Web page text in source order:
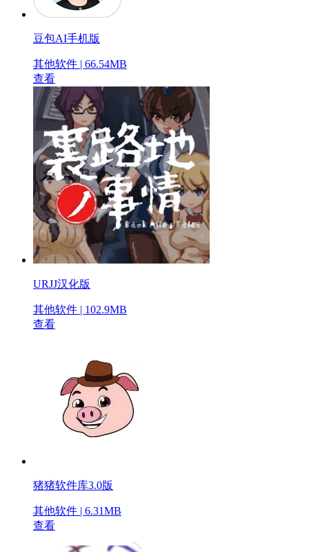
豆包AI手机版
其他软件 | 66.54MB
查看
URJJ汉化版
其他软件 | 102.9MB
查看
猪猪软件库3.0版
其他软件 | 6.31MB
查看